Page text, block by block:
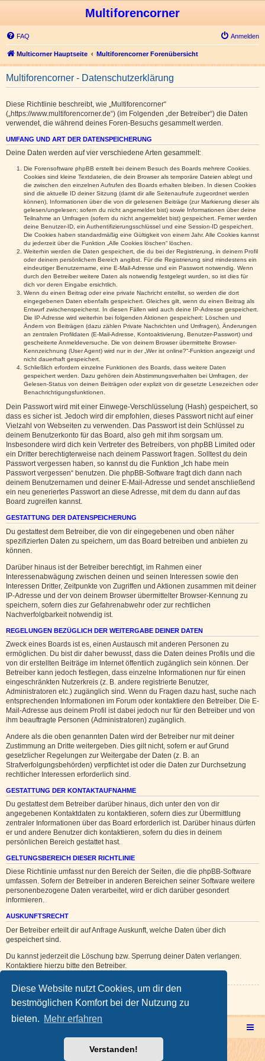
Diese Website nutzt Cookies, um dir den
bestmöglichen Komfort bei der Nutzung zu
bieten. Mehr erfahren
Verstanden!
Multiforencorner
FAQ Anmelden
Multicorner Hauptseite Multiforencorner Forenübersicht
Multiforencorner - Datenschutzerklärung
Diese Richtlinie beschreibt, wie „Multiforencorner“
(„https://www.multiforencorner.de“) (im Folgenden „der Betreiber“) die Daten
verwendet, die während deines Foren-Besuchs gesammelt werden.
UMFANG UND ART DER DATENSPEICHERUNG
Deine Daten werden auf vier verschiedene Arten gesammelt:
Die Forensoftware phpBB erstellt bei deinem Besuch des Boards mehrere Cookies.
Cookies sind kleine Textdateien, die dein Browser als temporäre Dateien ablegt und
die zwischen den einzelnen Aufrufen des Boards erhalten bleiben. In diesen Cookies
sind die aktuelle ID deiner Sitzung (damit dir alle Seitenaufrufe zugeordnet werden
können), Informationen über die von dir gelesenen Beiträge (zur Markierung dieser als
gelesen/ungelesen; sofern du nicht angemeldet bist) sowie Informationen über deine
Teilnahme an Umfragen (sofern du nicht angemeldet bist) gespeichert. Ferner werden
deine Benutzer-ID, ein Authentifizierungsschlüssel und eine Session-ID gespeichert.
Die Cookies haben standardmäßig eine Gültigkeit von einem Jahr. Alle Cookies kannst
du jederzeit über die Funktion „Alle Cookies löschen“ löschen.
Weiterhin werden die Daten gespeichert, die du bei der Registrierung, in deinem Profil
oder deinem persönlichem Bereich angibst. Für die Registrierung sind mindestens ein
eindeutiger Benutzername, eine E-Mail-Adresse und ein Passwort notwendig. Wenn
durch den Betreiber weitere Daten als notwendig festgelegt wurden, so ist dies für
dich vor deren Eingabe ersichtlich.
Wenn du einen Beitrag oder eine private Nachricht erstellst, so werden die dort
eingegebenen Daten ebenfalls gespeichert. Gleiches gilt, wenn du einen Beitrag als
Entwurf zwischenspeicherst. In diesen Fällen wird auch deine IP-Adresse gespeichert.
Die IP-Adresse wird weiterhin bei folgenden Aktionen gespeichert: Löschen und
Ändern von Beiträgen (dazu zählen Private Nachrichten und Umfragen), Änderungen
an zentralen Profildaten (E-Mail-Adresse, Kontoaktivierung, Benutzer-Passwort) und
gescheiterte Anmeldeversuche. Die von deinem Browser übermittelte Browser-
Kennzeichnung (User Agent) wird nur in der „Wer ist online?“-Funktion angezeigt und
nicht dauerhaft gespeichert.
Schließlich erfordern einzelne Funktionen des Boards, dass weitere Daten
gespeichert werden. Dazu gehören dein Abstimmungsverhalten bei Umfragen, der
Gelesen-Status von deinen Beiträgen oder explizit von dir gesetzte Lesezeichen oder
Benachrichtigungsfunktionen.
Dein Passwort wird mit einer Einwege-Verschlüsselung (Hash) gespeichert, so
dass es sicher ist. Jedoch wird dir empfohlen, dieses Passwort nicht auf einer
Vielzahl von Webseiten zu verwenden. Das Passwort ist dein Schlüssel zu
deinem Benutzerkonto für das Board, also geh mit ihm sorgsam um.
Insbesondere wird dich kein Vertreter des Betreibers, von phpBB Limited oder
ein Dritter berechtigterweise nach deinem Passwort fragen. Solltest du dein
Passwort vergessen haben, so kannst du die Funktion „Ich habe mein
Passwort vergessen“ benutzen. Die phpBB-Software fragt dich dann nach
deinem Benutzernamen und deiner E-Mail-Adresse und sendet anschließend
ein neu generiertes Passwort an diese Adresse, mit dem du dann auf das
Board zugreifen kannst.
GESTATTUNG DER DATENSPEICHERUNG
Du gestattest dem Betreiber, die von dir eingegebenen und oben näher
spezifizierten Daten zu speichern, um das Board betreiben und anbieten zu
können.
Darüber hinaus ist der Betreiber berechtigt, im Rahmen einer
Interessenabwägung zwischen deinen und seinen Interessen sowie den
Interessen Dritter, Zeitpunkte von Zugriffen und Aktionen zusammen mit deiner
IP-Adresse und der von deinem Browser übermittelter Browser-Kennung zu
speichern, sofern dies zur Gefahrenabwehr oder zur rechtlichen
Nachverfolgbarkeit notwendig ist.
REGELUNGEN BEZÜGLICH DER WEITERGABE DEINER DATEN
Zweck eines Boards ist es, einen Austausch mit anderen Personen zu
ermöglichen. Du bist dir daher bewusst, dass die Daten deines Profils und die
von dir erstellten Beiträge im Internet öffentlich zugänglich sein können. Der
Betreiber kann jedoch festlegen, dass einzelne Informationen nur für einen
eingeschränkten Nutzerkreis (z. B. andere registrierte Benutzer,
Administratoren etc.) zugänglich sind. Wenn du Fragen dazu hast, suche nach
entsprechenden Informationen im Forum oder kontaktiere den Betreiber. Die E-
Mail-Adresse aus deinem Profil ist dabei jedoch nur für den Betreiber und von
ihm beauftragte Personen (Administratoren) zugänglich.
Andere als die oben genannten Daten wird der Betreiber nur mit deiner
Zustimmung an Dritte weitergeben. Dies gilt nicht, sofern er auf Grund
gesetzlicher Regelungen zur Weitergabe der Daten (z. B. an
Strafverfolgungsbehörden) verpflichtet ist oder die Daten zur Durchsetzung
rechtlicher Interessen erforderlich sind.
GESTATTUNG DER KONTAKTAUFNAHME
Du gestattest dem Betreiber darüber hinaus, dich unter den von dir
angegebenen Kontaktdaten zu kontaktieren, sofern dies zur Übermittlung
zentraler Informationen über das Board erforderlich ist. Darüber hinaus dürfen
er und andere Benutzer dich kontaktieren, sofern du dies in deinem
persönlichen Bereich gestattet hast.
GELTUNGSBEREICH DIESER RICHTLINIE
Diese Richtlinie umfasst nur den Bereich der Seiten, die die phpBB-Software
umfassen. Sofern der Betreiber in anderen Bereichen seiner Software weitere
personenbezogene Daten verarbeitet, wird er dich darüber gesondert
informieren.
AUSKUNFTSRECHT
Der Betreiber erteilt dir auf Anfrage Auskunft, welche Daten über dich
gespeichert sind.
Du kannst jederzeit die Löschung bzw. Sperrung deiner Daten verlangen.
Kontaktiere hierzu bitte den Betreiber.
Zurück zur vorherigen Seite
Powered byphpBB® Forum Software © phpBB Limited
phpBB.de